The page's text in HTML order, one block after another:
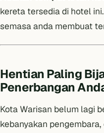
kereta tersedia di hotel
semasa anda membuat
Hentian Paling
Penerbangan
Kota Warisan belum lagi
kebanyakan